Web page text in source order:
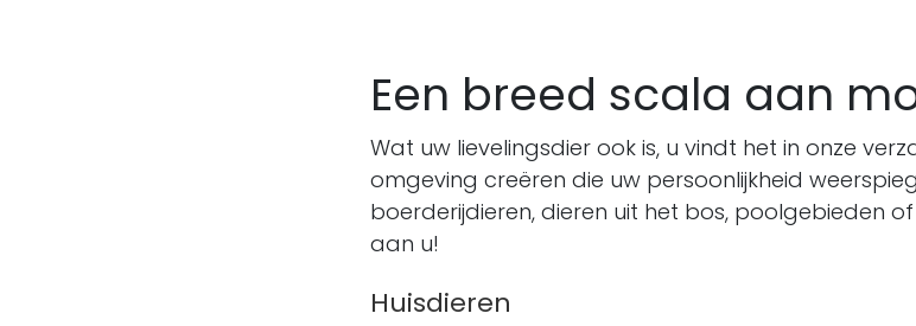
Een breed scala aan
Wat uw lievelingsdier ook is, u vindt het in onze
omgeving creëren die uw persoonlijkheid
boerderijdieren, dieren uit het bos, poolgebieden of
aan u!
Huisdieren